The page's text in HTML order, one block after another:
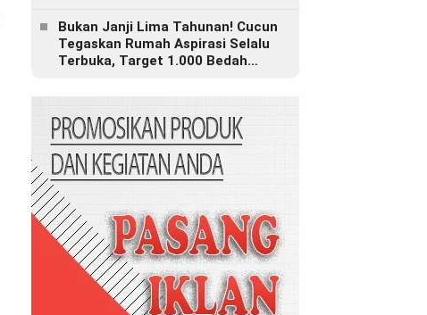
Bukan Janji Lima Tahunan! Cucun
Tegaskan Rumah Aspirasi Selalu
Terbuka, Target 1.000 Bedah